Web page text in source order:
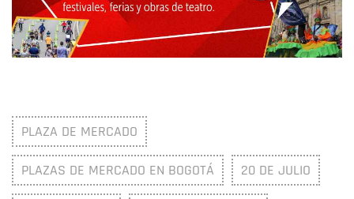
PLAZA DE MERCADO
PLAZAS DE MERCADO EN BOGOTÁ 20 DE JULIO